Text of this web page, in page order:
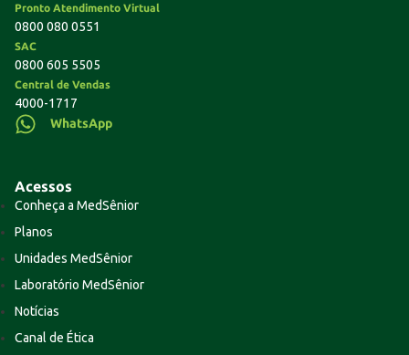
Pronto Atendimento Virtual
0800 080 0551
SAC
0800 605 5505
Central de Vendas
4000-1717
WhatsApp
Acessos
Conheça a MedSênior
Planos
Unidades MedSênior
Laboratório MedSênior
Notícias
Canal de Ética